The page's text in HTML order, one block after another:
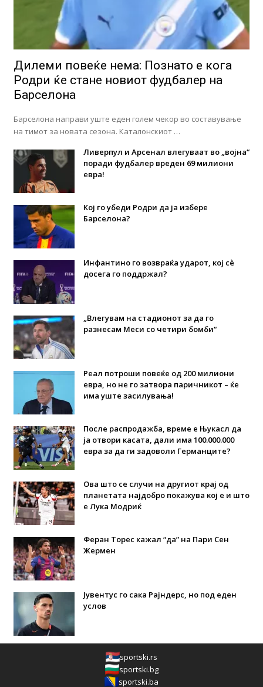
Дилеми повеќе нема: Познато е кога
Родри ќе стане новиот фудбалер на
Барселона
Барселона направи уште еден голем чекор во составување
на тимот за новата сезона. Каталонскиот …
Ливерпул и Арсенал влегуваат во „војна“
поради фудбалер вреден 69 милиони
евра!
Кој го убеди Родри да ја избере
Барселона?
Инфантино го возвраќа ударот, кој сè
досега го поддржал?
„Влегувам на стадионот за да го
разнесам Меси со четири бомби“
Реал потроши повеќе од 200 милиони
евра, но не го затвора паричникот – ќе
има уште засилувања!
После распродажба, време е Њукасл да
ја отвори касата, дали има 100.000.000
евра за да ги задоволи Германците?
Ова што се случи на другиот крај од
планетата најдобро покажува кој е и што
е Лука Модриќ
Феран Торес кажал “да” на Пари Сен
Жермен
Јувентус го сака Рајндерс, но под еден
услов
sportski.rs
sportski.bg
sportski.ba